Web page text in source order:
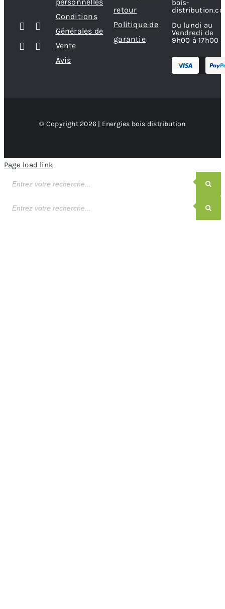
Conditions
Générales de
Vente
Avis
retour
Politique de
garantie
bois-
Du lundi au
Vendredi de
9h00 à 17h00
© Copyright 2026 | Energies bois distribution
Page load link
de
de